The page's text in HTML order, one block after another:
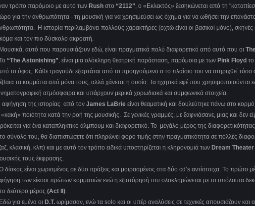
τρόπο παρόμοιο με αυτό των Rush στο “2112”, ο «Εκλεκτός» ξεσηκώνεται από τη
για την ανθρωπότητα - τη μουσική για να χρησιμεύσει ως όχημα για να ωθήσει την
Η ιστορία περιλαμβάνει πολλούς χαρακτήρες (οχτώ είναι οι βασικοί μόνο),
και τον πιο δύσκολο ακροατή.
Μουσικά, αυτό που παρουσιάζουν εδώ, είναι πραγματικά πολύ διαφορετικό από αυτό που οι
“The Astonishing”, είναι μια ολόκληρη θεατρική παράσταση, παρόμοια με των Pink Floyd το
το ύφος. Κάθε τραγούδι εξαρτάται από το προηγούμενο σ το πλαίσιο του να στηριχθεί τόσο
τα κομμάτια από μόνα τους, αλλά χάνεται η ουσία. Τα ηχητικά εφέ που χρησιμοποιούνται
ατμόσφαιρα και υπάρχουν μερικά χορωδιακά και συμφωνικά στοιχεία.
αφήγηση της ιστορίας από τον James LaBrie είναι θεαματική και δουλεύτηκε πάνω στο
ποιότητα κατά την ροή της μουσικής. Σε γενικές γραμμές, με ξαφνιάσανε, μιας και δεν
για ένα καταπληκτικό άλμπουμ και διαφορετικό. Το μεγάλο μέρος της
σύνολό του, θα διαπιστώσετε ότι πληρώνει φόρο τιμής στην πραγματικότητα σε πολλές
κλασική, κλπ) και με αυτό τον τρόπο ειδικά υποστηρίζεται η κληρονομιά των Dream Theater
τους έκφρασης.
δίσκος είναι χωρισμένος σε δύο πράξεις και μοιρασμένος στα δύο cd’s αντίστοιχα. Το πρώτο
των είκοσι πρώτων κομματιών ενώ η εξιστόρησή του ολοκληρώνεται με το υπόλοιπα
δεύτερο μέρος (Act ).
Εδώ για εμένα οι D.T. ωρίμασαν, ενώ τα solo και οι υπέρ αναλύσεις σε τεχνικές απουσιάζουν και